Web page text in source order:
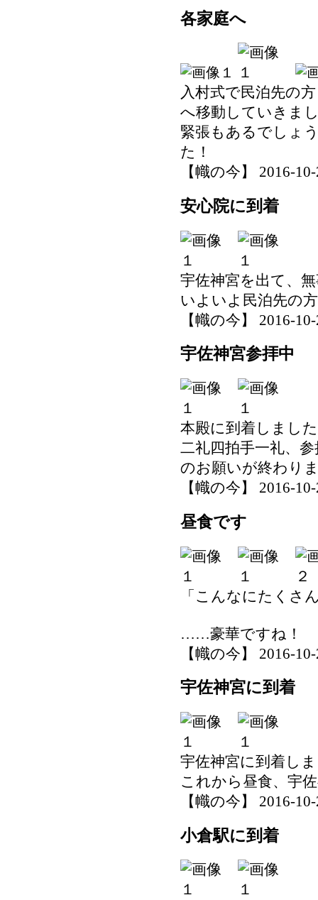
各家庭へ
入村式で民泊先の
へ移動していきま
緊張もあるでしょ
た！
【幟の今】 2016-
安心院に到着
宇佐神宮を出て、
いよいよ民泊先の
【幟の今】 2016-
宇佐神宮参拝中
本殿に到着しまし
二礼四拍手一礼、
のお願いが終わり
【幟の今】 2016-
昼食です
「こんなにたくさ
……豪華ですね！
【幟の今】 2016-
宇佐神宮に到着
宇佐神宮に到着し
これから昼食、宇
【幟の今】 2016-
小倉駅に到着